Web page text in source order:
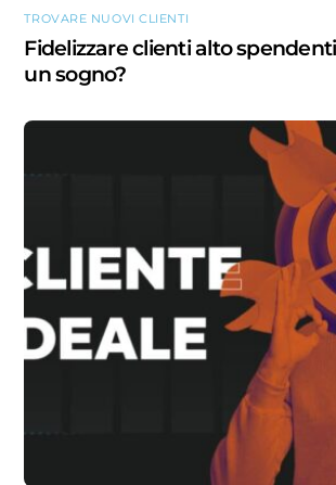
TROVARE NUOVI CLIENTI
Fidelizzare clienti alto
un sogno?